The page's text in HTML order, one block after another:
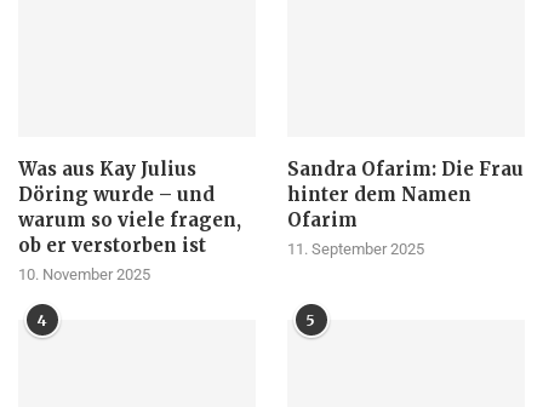
Was aus Kay Julius
Döring wurde – und
warum so viele fragen,
ob er verstorben ist
10. November 2025
Sandra Ofarim: Die Frau
hinter dem Namen
Ofarim
11. September 2025
4 5